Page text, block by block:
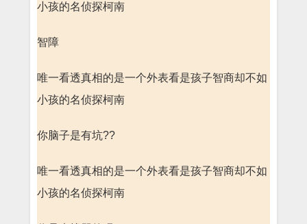
小孩的名侦探柯南
智障
唯一看透真相的是一个外表看是孩子智商却不如
小孩的名侦探柯南
你脑子是有坑??
唯一看透真相的是一个外表看是孩子智商却不如
小孩的名侦探柯南